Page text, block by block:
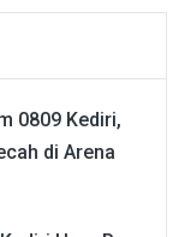
0809 Kediri,
di Arena